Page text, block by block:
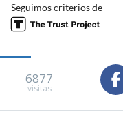
Seguimos criterios de
6877
visitas